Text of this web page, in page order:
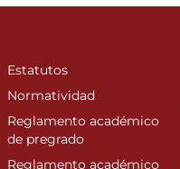
Estatutos
Normatividad
Reglamento académico
de pregrado
Reglamento académico